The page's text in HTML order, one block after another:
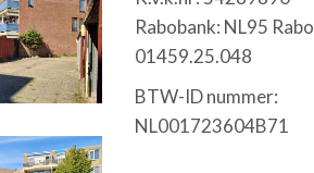
Rabobank: NL95 Rabo
01459.25.048
BTW-ID nummer:
NL001723604B71